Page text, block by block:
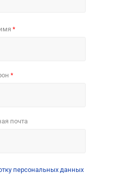
*
*
почта
персональных данных